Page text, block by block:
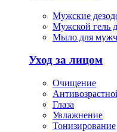
Мужские
Мужской гель
Мыло для
Уход за лицом
Очищение
Глаза
Увлажнение
Тонизирование